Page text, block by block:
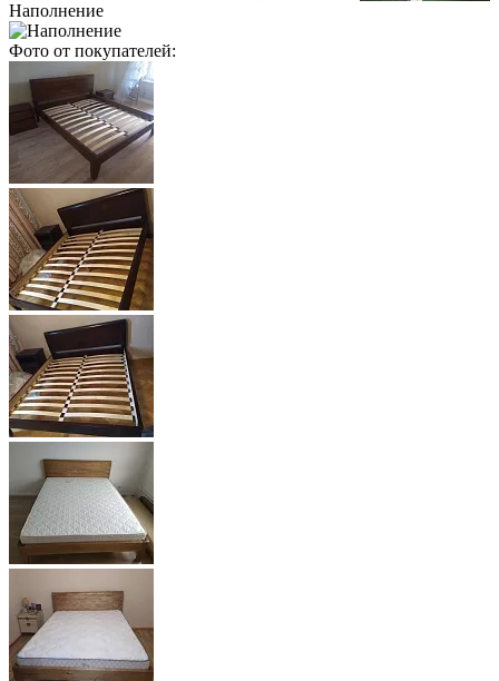
Наполнение
Фото от покупателей: